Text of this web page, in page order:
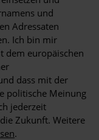
und
Adressaten
Ich bin mir
dem europäischen
dass mit der
politische Meinung
jederzeit
Zukunft. Weitere
.